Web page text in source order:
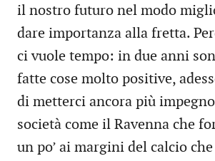
il nostro futuro nel modo
dare importanza alla fretta.
ci vuole tempo: in due anni
fatte cose molto positive,
di metterci ancora più
società come il Ravenna che
un po’ ai margini del calcio